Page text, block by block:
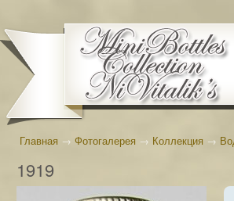
Главная → Фотогалерея → Коллекция →
1919